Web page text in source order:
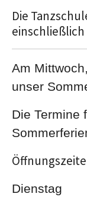
Die
einschließlich
Am
unser
Die Termine
Dienstag